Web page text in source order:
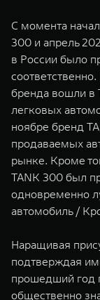
С момента
300 и апрель
в России было
бренда вошли
легковых
ноябре бренд
продаваемых
рынке. Кроме
TANK 300 был
одновременно
автомобиль /
Наращивая
подтверждая
прошедший год
общественно